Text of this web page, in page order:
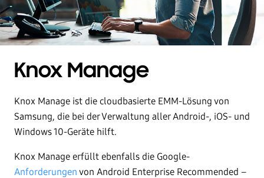
Knox Manage
Knox Manage ist die cloudbasierte EMM-Lösung von
Samsung, die bei der Verwaltung aller Android-, iOS- und
Windows 10-Geräte hilft.
Knox Manage erfüllt ebenfalls die Google-
Anforderungen von Android Enterprise Recommended –